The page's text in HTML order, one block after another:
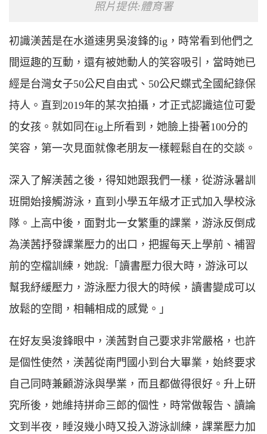
照片提供:體育署
初識渼茜是在水道速男吳浚鋒的ig，時常看到他們之
間逗趣的互動，還有被她動人的笑容吸引，當時她已
經是台灣女子50公尺自由式、50公尺蝶式全國紀錄保
持人。直到2019年的某次拍攝，才正式認識這位可愛
的女孩。就如同在ig上所看到，她臉上掛著100分的
笑容，第一次見面就像老朋友一樣輕鬆自在的交談。
深入了解渼茜之後，得知她跟我們一樣，從游泳暑訓
班開始接觸游泳，直到小學五年級才正式加入學校泳
隊。上高中後，面對北一女繁重的課業，游泳反倒成
為渼茜抒發課業壓力的出口，把握每天上學前、補習
前的空檔訓練，她說:「讀書壓力很大時，游泳可以
幫我紓緩壓力，游泳壓力很大的時候，讀書變成可以
放鬆的空間，相輔相成的感覺。」
在好友吳浚鋒眼中，渼茜對自己要求非常嚴格，也許
是個性使然，渼茜從南門國小到台大畢業，始終要求
自己同時兼顧游泳與學業，而且都做得很好。升上研
究所後，她維持拼命三郎的個性，時常做報告、讀論
文到半夜，睡沒幾小時又投入游泳訓練，課業壓力加